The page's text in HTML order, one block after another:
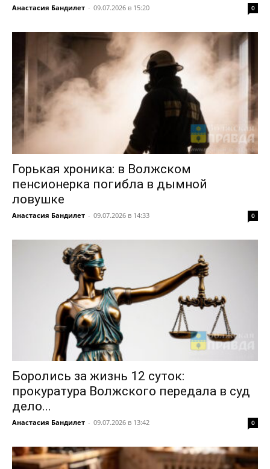
Анастасия Бандилет - 09.07.2026 в 15:20 0
Горькая хроника: в Волжском
пенсионерка погибла в дымной
ловушке
Анастасия Бандилет - 09.07.2026 в 14:33 0
Боролись за жизнь 12 суток:
прокуратура Волжского передала в суд
дело...
Анастасия Бандилет - 09.07.2026 в 13:42 0